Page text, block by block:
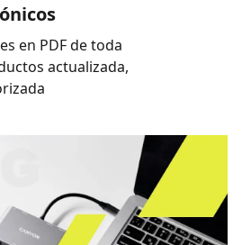
en PDF de toda
actualizada,